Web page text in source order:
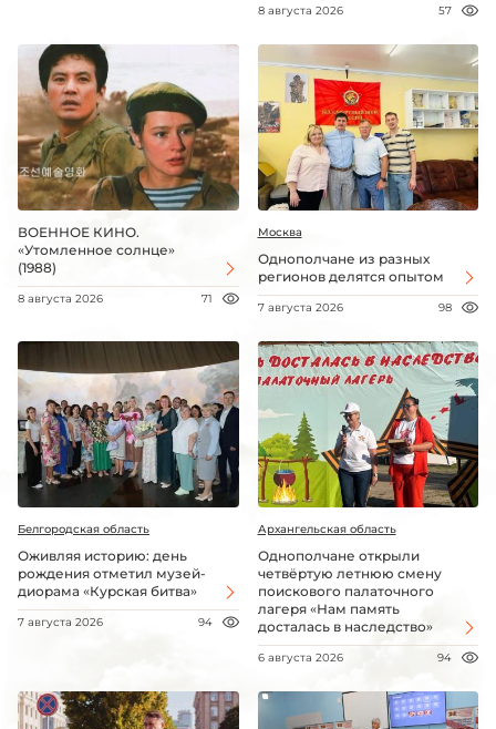
8 августа 2026 57
ВОЕННОЕ КИНО.
«Утомленное солнце»
(1988)
8 августа 2026 71
Москва
Однополчане из разных
регионов делятся опытом
7 августа 2026 98
Белгородская область
Оживляя историю: день
рождения отметил музей-
диорама «Курская битва»
7 августа 2026 94
Архангельская область
Однополчане открыли
четвёртую летнюю смену
поискового палаточного
лагеря «Нам память
досталась в наследство»
6 августа 2026 94